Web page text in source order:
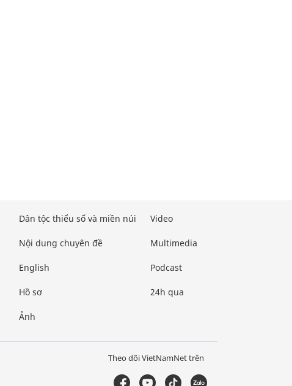
Dân tộc thiểu số và miền núi
Nội dung chuyên đề
English
Hồ sơ
Ảnh
Video
Multimedia
Podcast
24h qua
Theo dõi VietNamNet trên